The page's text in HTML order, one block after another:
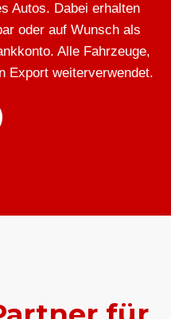
Autos. Dabei erhalten
oder auf Wunsch als
Alle Fahrzeuge,
Export weiterverwendet.